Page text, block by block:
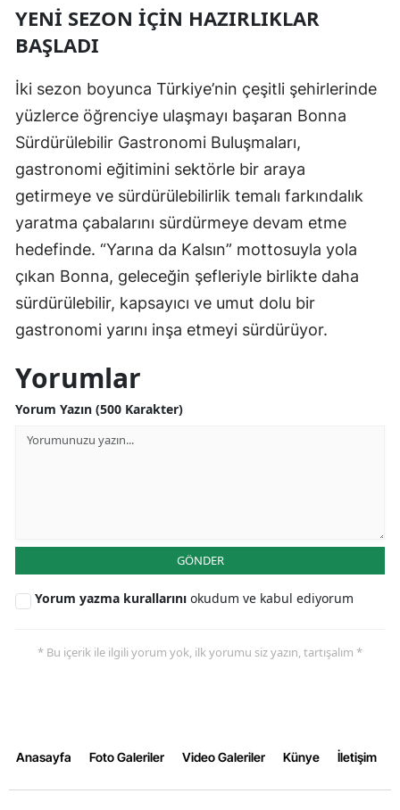
YENI SEZON İÇIN HAZIRLIKLAR
BAŞLADI
İki sezon boyunca Türkiye’nin çeşitli şehirlerinde
yüzlerce öğrenciye ulaşmayı başaran Bonna
Sürdürülebilir Gastronomi Buluşmaları,
gastronomi eğitimini sektörle bir araya
getirmeye ve sürdürülebilirlik temalı farkındalık
yaratma çabalarını sürdürmeye devam etme
hedefinde. “Yarına da Kalsın” mottosuyla yola
çıkan Bonna, geleceğin şefleriyle birlikte daha
sürdürülebilir, kapsayıcı ve umut dolu bir
gastronomi yarını inşa etmeyi sürdürüyor.
Yorumlar
Yorum Yazın (500 Karakter)
GÖNDER
Yorum yazma kurallarını okudum ve kabul ediyorum
* Bu içerik ile ilgili yorum yok, ilk yorumu siz yazın, tartışalım *
Anasayfa Foto Galeriler Video Galeriler Künye İletişim